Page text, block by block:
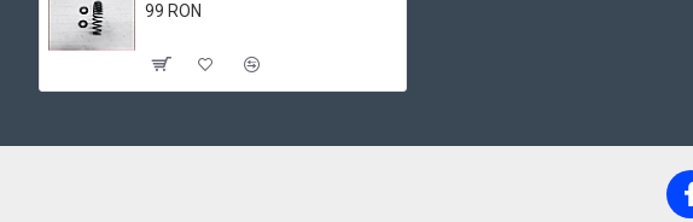
99 RON